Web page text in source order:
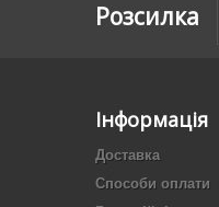
Розсилка
Інформація
Доставка
Способи оплати